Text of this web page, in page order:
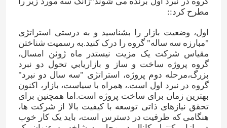
مطرح کرد::
اول، وضعیت بازار را بشناسید و به درستی استراتژی
"مبارزه سه ساله" گروه را درک کنید.به رسمیت شناختن
مقیاس شرکت یک مزیت نیستدر ماه ژوئن امسال،
گروه پروژه ساخت و ساز و بازاريابي تحول دو نبرد
بزرگ،مرحله دوم پروژه، استراتژی "سه سال دو نبرد"
گروه در نبرد اول است.، همراه با سیاست، بازار، اکنون
بهترین زمان برای ساخت پروژه است.اما همچنین برای
تحقق نیازهای ذاتی توسعه با کیفیت بالا از شرکت ها،
هنگامی که ظرفیت در دسترس است، باید یک کار خوب